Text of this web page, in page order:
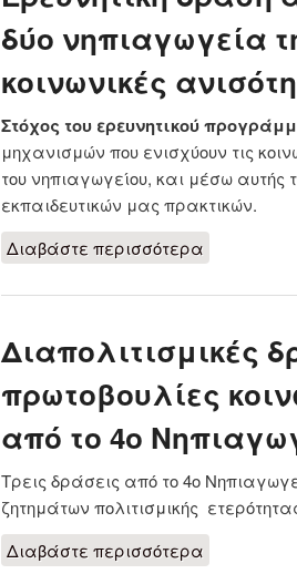
δύο νηπιαγωγεία
κοινωνικές
Στόχος του ερευνητικού
μηχανισμών που ενισχύουν τις
του νηπιαγωγείου, και μέσω αυτής
εκπαιδευτικών μας πρακτικών.
Διαβάστε περισσότερα
ανισότητες
Διαπολιτισμικές
πρωτοβουλίες
από το 4ο
Τρεις δράσεις από το 4ο
ζητημάτων πολιτισμικής
Διαβάστε περισσότερα